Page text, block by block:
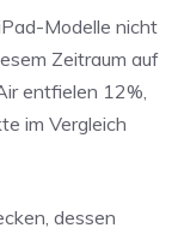
Modelle nicht
Zeitraum auf
entfielen 12%,
im Vergleich
dessen